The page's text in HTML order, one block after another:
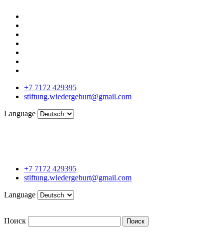
+7 7172 429395
stiftung.wiedergeburt@gmail.com
Language
+7 7172 429395
stiftung.wiedergeburt@gmail.com
Language
Поиск Поиск